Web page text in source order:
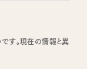
す。現在の情報と異